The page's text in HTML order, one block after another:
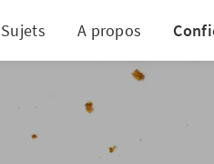
Sujets A propos